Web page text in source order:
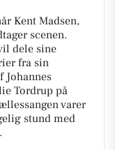
Kent Madsen,
scenen.
dele sine
fra sin
Johannes
Tordrup på
varer
stund med